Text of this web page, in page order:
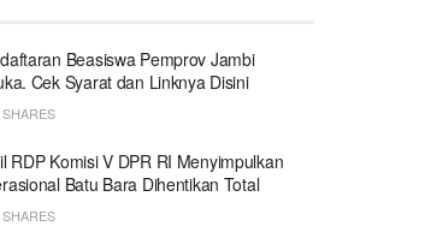
Beasiswa Pemprov Jambi
Cek Syarat dan Linknya Disini
RDP Komisi V DPR RI Menyimpulkan
Batu Bara Dihentikan Total